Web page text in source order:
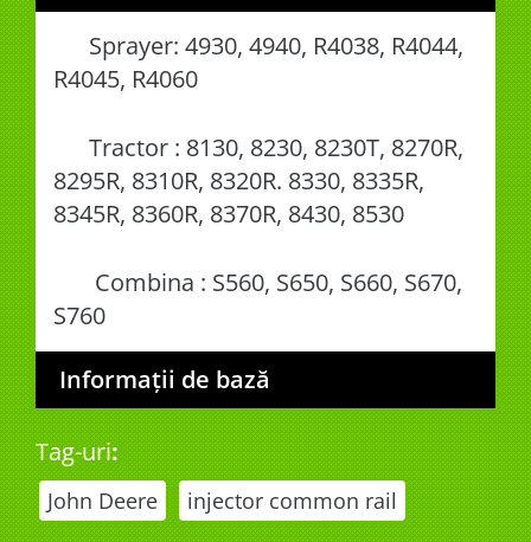
Sprayer: 4930, 4940, R4038, R4044,
R4045, R4060
Tractor : 8130, 8230, 8230T, 8270R,
8295R, 8310R, 8320R. 8330, 8335R,
8345R, 8360R, 8370R, 8430, 8530
Combina : S560, S650, S660, S670,
S760
Informații de bază
Tag-uri:
John Deere injector common rail